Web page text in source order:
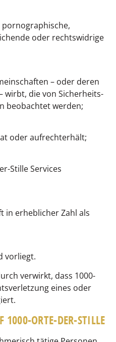
oder rechtswidrige
– oder deren
wirbt, die von Sicherheits-
beobachtet werden;
oder aufrechterhält;
Stille Services
in erheblicher Zahl als
vorliegt.
verwirkt, dass 1000-
eines oder
1000-ORTE-DER-STILLE